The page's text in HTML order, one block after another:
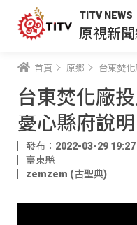
TITV NEWS
原視新
首頁 原鄉 台東焚
台東焚化廠
憂心縣府說明
發布：2022-03-29 19:27
臺東縣
zemzem (古聖典)